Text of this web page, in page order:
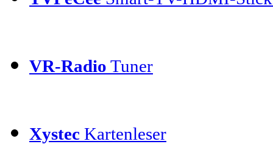
VR-Radio Tuner
Xystec Kartenleser